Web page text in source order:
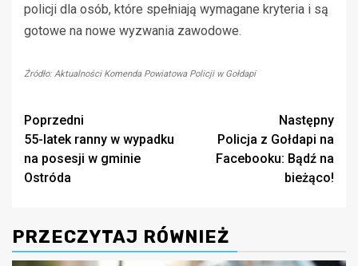
policji dla osób, które spełniają wymagane kryteria i są
gotowe na nowe wyzwania zawodowe.
Źródło: Aktualności Komenda Powiatowa Policji w Gołdapi
Zobacz
wpisy
Poprzedni
55-latek ranny w wypadku
na posesji w gminie
Ostróda
Następny
Policja z Gołdapi na
Facebooku: Bądź na
bieżąco!
PRZECZYTAJ RÓWNIEŻ